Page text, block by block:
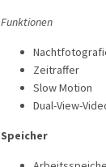
Funktionen
Zeitraffer
Slow Motion
Dual-View-
Speicher